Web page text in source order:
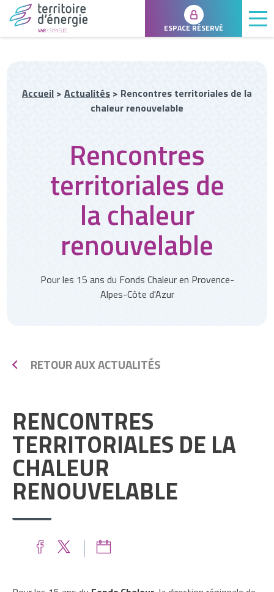
ESPACE RÉSERVÉ
Accueil > Actualités > Rencontres territoriales de la
chaleur renouvelable
Rencontres
territoriales de
la chaleur
renouvelable
Pour les 15 ans du Fonds Chaleur en Provence-
Alpes-Côte d'Azur
RETOUR AUX ACTUALITÉS
RENCONTRES
TERRITORIALES DE LA
CHALEUR
RENOUVELABLE